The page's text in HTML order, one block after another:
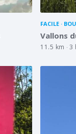
FACILE
Vallons
11.5 km 3